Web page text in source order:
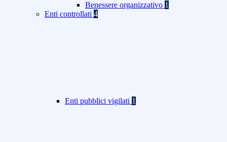
Benessere organizzativo 1
Enti controllati 4
Enti pubblici vigilati 1